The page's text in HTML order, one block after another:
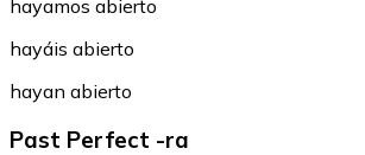
hayamos abierto
hayáis abierto
hayan abierto
Past Perfect -ra